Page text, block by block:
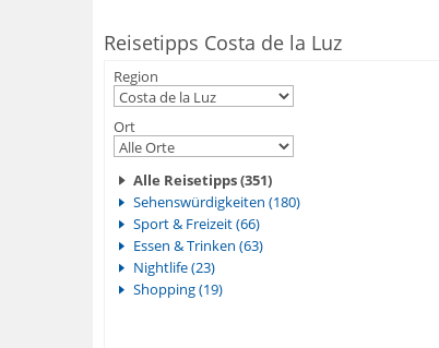
Reisetipps Costa de la Luz
Region
Ort
Alle Reisetipps (351)
Sehenswürdigkeiten (180)
Sport & Freizeit (66)
Essen & Trinken (63)
Nightlife (23)
Shopping (19)